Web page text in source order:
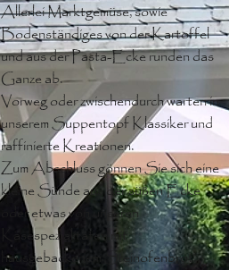
Allerlei Marktgemüse, sowie
Bodenständiges von der Kartoffel
und aus der Pasta-Ecke runden das
Ganze ab.
Vorweg oder zwischendurch warten in
unserem Suppentopf Klassiker und
raffinierte Kreationen.
Zum Abschluss gönnen Sie sich eine
kleine Sünde aus der süßen Ecke
oder etwas von unseren
Käsespezialitäten mit
hausgebackenem Steinofenbrot.